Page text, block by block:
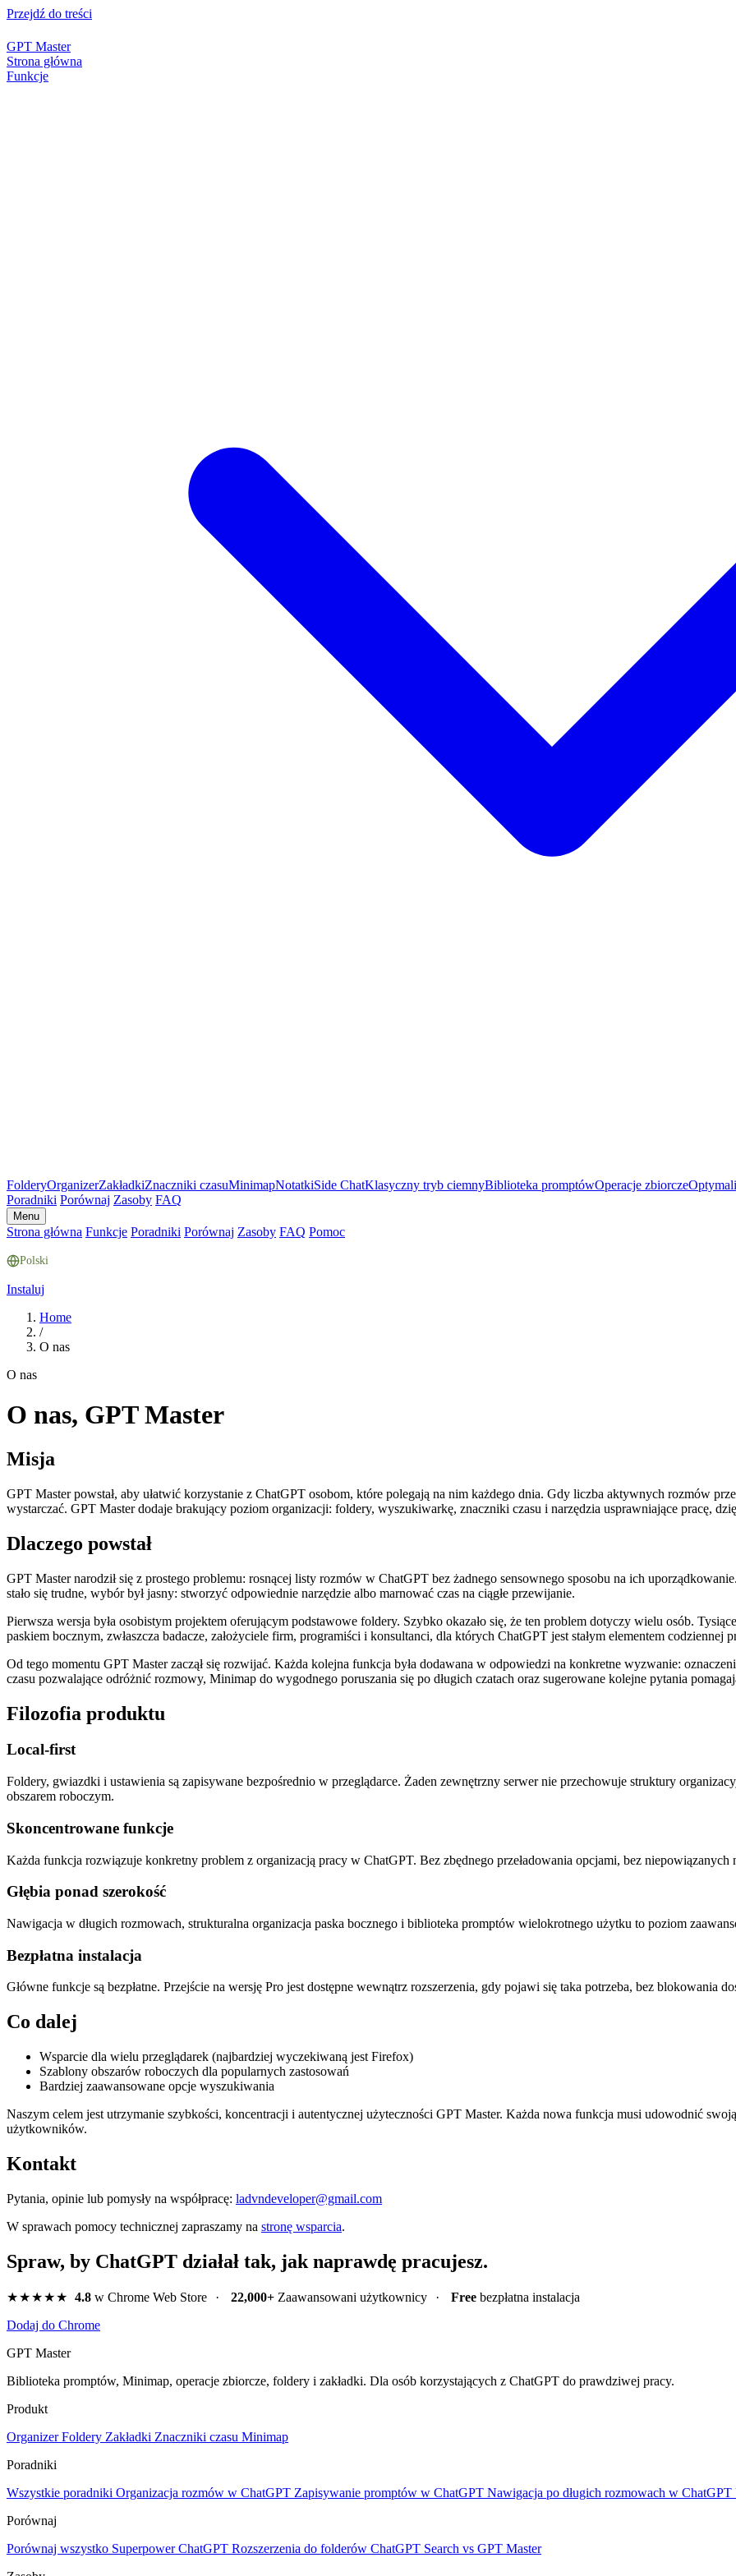
Przejdź do treści
GPT Master
Strona główna
Funkcje
FolderyOrganizerZakładkiZnaczniki czasuMinimapNotatkiSide ChatKlasyczny tryb ciemnyBiblioteka promptówOperacje zbiorcze
Poradniki Porównaj Zasoby FAQ
Menu
Strona główna Funkcje Poradniki Porównaj Zasoby FAQ Pomoc
Polski
Instaluj
Home
/
O nas
O nas
O nas, GPT Master
Misja
GPT Master powstał, aby ułatwić korzystanie z ChatGPT osobom, które polegają na nim każdego dnia. Gdy liczba aktywnych rozmów
wystarczać. GPT Master dodaje brakujący poziom organizacji: foldery, wyszukiwarkę, znaczniki czasu i narzędzia usprawniające pracę,
Dlaczego powstał
GPT Master narodził się z prostego problemu: rosnącej listy rozmów w ChatGPT bez żadnego sensownego sposobu na ich
stało się trudne, wybór był jasny: stworzyć odpowiednie narzędzie albo marnować czas na ciągłe przewijanie.
Pierwsza wersja była osobistym projektem oferującym podstawowe foldery. Szybko okazało się, że ten problem dotyczy wielu osób.
paskiem bocznym, zwłaszcza badacze, założyciele firm, programiści i konsultanci, dla których ChatGPT jest stałym elementem codziennej
Od tego momentu GPT Master zaczął się rozwijać. Każda kolejna funkcja była dodawana w odpowiedzi na konkretne wyzwanie:
czasu pozwalające odróżnić rozmowy, Minimap do wygodnego poruszania się po długich czatach oraz sugerowane kolejne pytania
Filozofia produktu
Local-first
Foldery, gwiazdki i ustawienia są zapisywane bezpośrednio w przeglądarce. Żaden zewnętrzny serwer nie przechowuje struktury
obszarem roboczym.
Skoncentrowane funkcje
Każda funkcja rozwiązuje konkretny problem z organizacją pracy w ChatGPT. Bez zbędnego przeładowania opcjami, bez
Głębia ponad szerokość
Nawigacja w długich rozmowach, strukturalna organizacja paska bocznego i biblioteka promptów wielokrotnego użytku to poziom
Bezpłatna instalacja
Główne funkcje są bezpłatne. Przejście na wersję Pro jest dostępne wewnątrz rozszerzenia, gdy pojawi się taka potrzeba, bez blokowania
Co dalej
Wsparcie dla wielu przeglądarek (najbardziej wyczekiwaną jest Firefox)
Szablony obszarów roboczych dla popularnych zastosowań
Bardziej zaawansowane opcje wyszukiwania
Naszym celem jest utrzymanie szybkości, koncentracji i autentycznej użyteczności GPT Master. Każda nowa funkcja musi udowodnić
użytkowników.
Kontakt
Pytania, opinie lub pomysły na współpracę: ladvndeveloper@gmail.com
W sprawach pomocy technicznej zapraszamy na stronę wsparcia.
Spraw, by ChatGPT działał tak, jak naprawdę pracujesz.
★★★★★ 4.8w Chrome Web Store · 22,000+Zaawansowani użytkownicy · Freebezpłatna instalacja
Dodaj do Chrome
GPT Master
Biblioteka promptów, Minimap, operacje zbiorcze, foldery i zakładki. Dla osób korzystających z ChatGPT do prawdziwej pracy.
Produkt
OrganizerFoldery Zakładki Znaczniki czasu Minimap
Poradniki
Wszystkie poradniki Organizacja rozmów w ChatGPT Zapisywanie promptów w ChatGPT Nawigacja po długich rozmowach w ChatGPT
Porównaj
Porównaj wszystko Superpower ChatGPT Rozszerzenia do folderów ChatGPT Search vs GPT Master